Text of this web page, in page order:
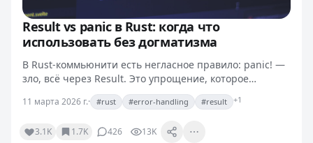
Result vs panic в Rust: когда что
использовать без догматизма
В Rust-коммьюнити есть негласное правило: panic! —
зло, всё через Result. Это упрощение, которое
приводит к смешным конструкциям: unwrap() внутри
тестов, ? везде в main, и обработка ошибок «потому…
11 марта 2026 г.· #rust #error-handling #result +1
3.1K 1.7K 426 13K